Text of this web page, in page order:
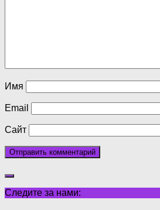
Имя
Email
Сайт
Следите за нами: